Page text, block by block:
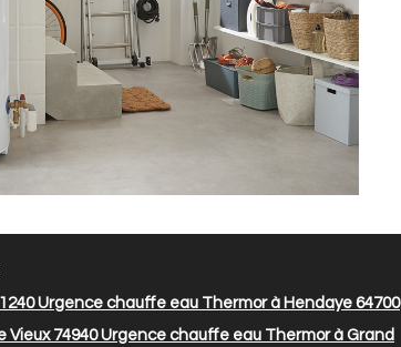
Urgence chauffe eau Thermor à Hendaye 64700
Vieux 74940Urgence chauffe eau Thermor à Grand